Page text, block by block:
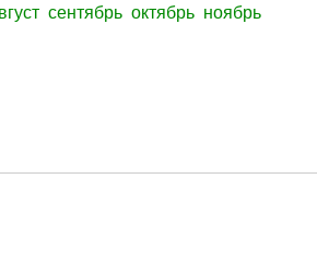
сентябрь октябрь ноябрь